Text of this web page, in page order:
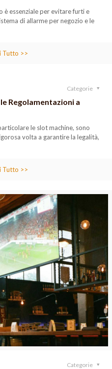
essenziale per evitare furti e
di allarme per negozio e le
Tutto >>
Categorie
Regolamentazioni a
le slot machine, sono
volta a garantire la legalità,
Tutto >>
Categorie